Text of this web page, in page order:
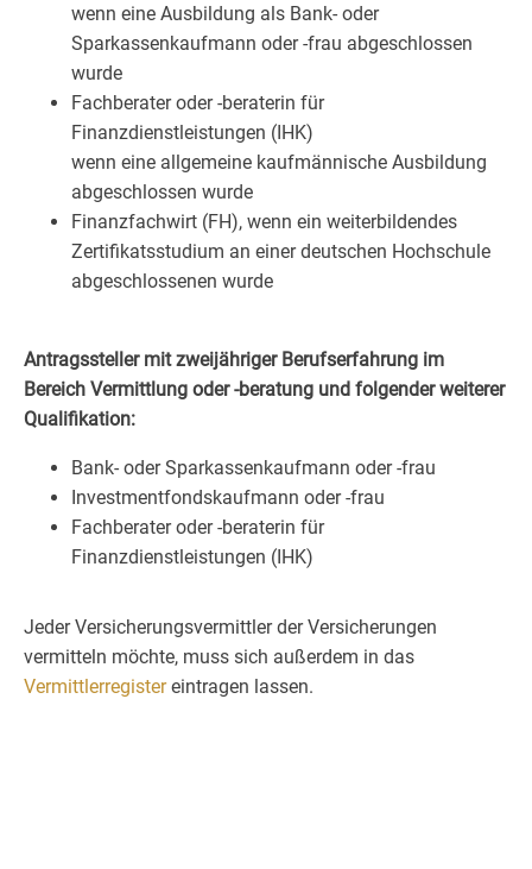
wenn eine Ausbildung als Bank- oder
Sparkassenkaufmann oder -frau abgeschlossen
wurde
Fachberater oder -beraterin für
Finanzdienstleistungen (IHK)
wenn eine allgemeine kaufmännische Ausbildung
abgeschlossen wurde
Finanzfachwirt (FH), wenn ein weiterbildendes
Zertifikatsstudium an einer deutschen Hochschule
abgeschlossenen wurde
Antragssteller mit zweijähriger Berufserfahrung im
Bereich Vermittlung oder -beratung und folgender weiterer
Qualifikation:
Bank- oder Sparkassenkaufmann oder -frau
Investmentfondskaufmann oder -frau
Fachberater oder -beraterin für
Finanzdienstleistungen (IHK)
Jeder Versicherungsvermittler der Versicherungen
vermitteln möchte, muss sich außerdem in das
Vermittlerregistereintragen lassen.